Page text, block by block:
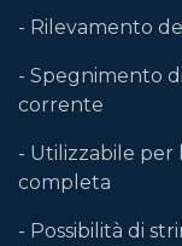
- Rilevamento
- Spegnimento
corrente
- Utilizzabile per
completa
- Possibilità di